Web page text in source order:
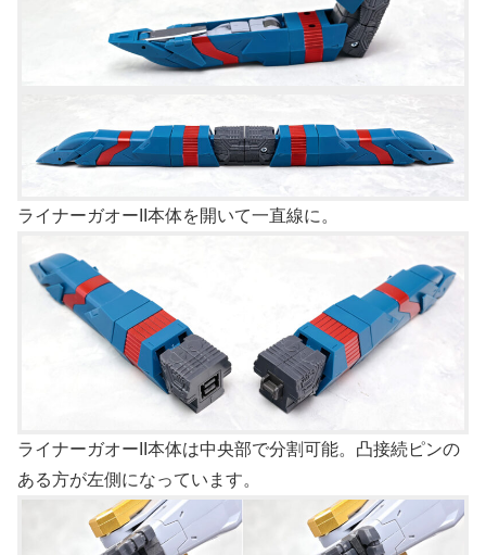
ライナーガオーII本体を開いて一直線に。
ライナーガオーII本体は中央部で分割可能。凸接続ピンの
ある方が左側になっています。